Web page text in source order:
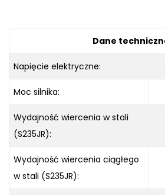
Dane
Napięcie elektryczne:
Moc silnika:
Wydajność wiercenia w stali
(S235JR):
Wydajność wiercenia ciągłego
w stali (S235JR):